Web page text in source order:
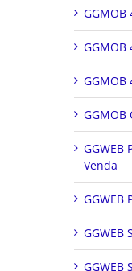
GGMOB
GGMOB
GGMOB
GGMOB
GGWEB
Venda
GGWEB
GGWEB
GGWEB